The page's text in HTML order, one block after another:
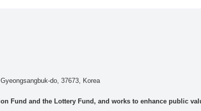
do, 37673, Korea
Fund and the Lottery Fund, and works to enhance public